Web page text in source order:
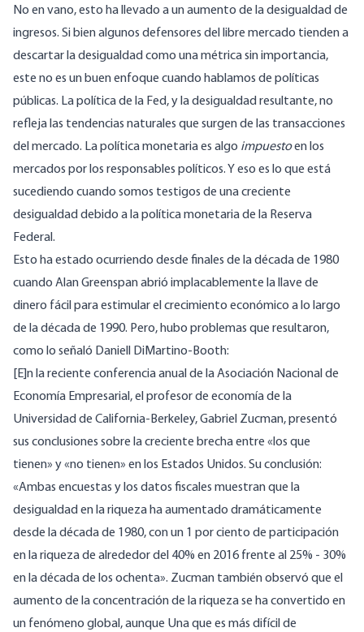
No en vano, esto ha llevado a un aumento de la desigualdad de
ingresos. Si bien algunos defensores del libre mercado tienden a
descartar la desigualdad como una métrica sin importancia,
este no es un buen enfoque cuando hablamos de políticas
públicas. La política de la Fed, y la desigualdad resultante, no
refleja las tendencias naturales que surgen de las transacciones
del mercado. La política monetaria es algo impuestoen los
mercados por los responsables políticos. Y eso es lo que está
sucediendo cuando somos testigos de una creciente
desigualdad debido a la política monetaria de la Reserva
Federal.
Esto ha estado ocurriendo desde finales de la década de 1980
cuando Alan Greenspan abrió implacablemente la llave de
dinero fácil para estimular el crecimiento económico a lo largo
de la década de 1990. Pero, hubo problemas que resultaron,
como lo señaló Daniell DiMartino-Booth:
[E]n la reciente conferencia anual de la Asociación Nacional de
Economía Empresarial, el profesor de economía de la
Universidad de California-Berkeley, Gabriel Zucman, presentó
sus conclusiones sobre la creciente brecha entre «los que
tienen» y «no tienen» en los Estados Unidos. Su conclusión:
«Ambas encuestas y los datos fiscales muestran que la
desigualdad en la riqueza ha aumentado dramáticamente
desde la década de 1980, con un 1 por ciento de participación
en la riqueza de alrededor del 40% en 2016 frente al 25% - 30%
en la década de los ochenta». Zucman también observó que el
aumento de la concentración de la riqueza se ha convertido en
un fenómeno global, aunque Una que es más difícil de